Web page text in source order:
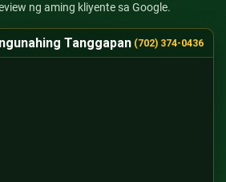
ng aming kliyente sa Google.
Tanggapan (702) 374-0436